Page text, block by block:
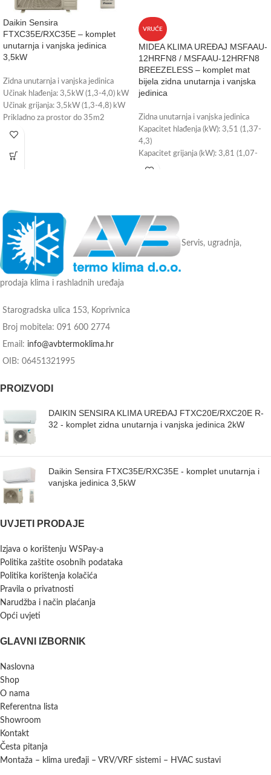
Daikin Sensira
FTXC35E/RXC35E – komplet
unutarnja i vanjska jedinica
3,5kW
Zidna unutarnja i vanjska jedinica
Učinak hlađenja: 3,5kW (1,3-4,0) kW
Učinak grijanja: 3,5kW (1,3-4,8) kW
Prikladno za prostor do 35m2
Energetska klasa: A++
(plaća se posebno)
VRUĆE
MIDEA KLIMA UREĐAJ MSFAAU-
12HRFN8 / MSFAAU-12HRFN8
BREEZELESS – komplet mat
bijela zidna unutarnja i vanjska
jedinica
Zidna unutarnja i vanjska jedinica
Kapacitet hlađenja (kW): 3,51 (1,37-
4,3)
Kapacitet grijanja (kW): 3,81 (1,07-
4,38)
Radna tvar: R-32
Jamstvo: 3 godine
Servis, ugradnja,
prodaja klima i rashladnih uređaja
Starogradska ulica 153, Koprivnica
Broj mobitela: 091 600 2774
Email: info@avbtermoklima.hr
OIB: 06451321995
PROIZVODI
DAIKIN SENSIRA KLIMA UREĐAJ FTXC20E/RXC20E R-
32 - komplet zidna unutarnja i vanjska jedinica 2kW
Daikin Sensira FTXC35E/RXC35E - komplet unutarnja i
vanjska jedinica 3,5kW
UVJETI PRODAJE
Izjava o korištenju WSPay-a
Politika zaštite osobnih podataka
Politika korištenja kolačića
Pravila o privatnosti
Narudžba i način plaćanja
Opći uvjeti
GLAVNI IZBORNIK
Naslovna
Shop
O nama
Referentna lista
Showroom
Kontakt
Česta pitanja
Montaža – klima uređaji – VRV/VRF sistemi – HVAC sustavi